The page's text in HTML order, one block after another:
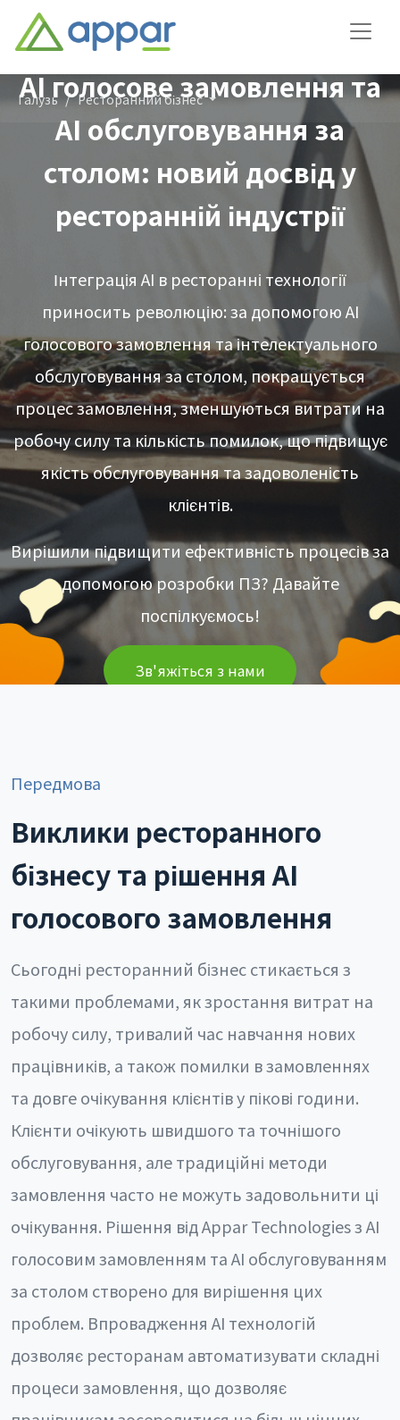
Галузь Ресторанний бізнес
AI голосове замовлення та
AI обслуговування за
столом: новий досвід у
ресторанній індустрії
Інтеграція AI в ресторанні технології
приносить революцію: за допомогою AI
голосового замовлення та інтелектуального
обслуговування за столом, покращується
процес замовлення, зменшуються витрати на
робочу силу та кількість помилок, що підвищує
якість обслуговування та задоволеність
клієнтів.
Вирішили підвищити ефективність процесів за
допомогою розробки ПЗ? Давайте
поспілкуємось!
Зв'яжіться з нами
Передмова
Виклики ресторанного
бізнесу та рішення AI
голосового замовлення
Сьогодні ресторанний бізнес стикається з
такими проблемами, як зростання витрат на
робочу силу, тривалий час навчання нових
працівників, а також помилки в замовленнях
та довге очікування клієнтів у пікові години.
Клієнти очікують швидшого та точнішого
обслуговування, але традиційні методи
замовлення часто не можуть задовольнити ці
очікування. Рішення від Appar Technologies з AI
голосовим замовленням та AI обслуговуванням
за столом створено для вирішення цих
проблем. Впровадження AI технологій
дозволяє ресторанам автоматизувати складні
процеси замовлення, що дозволяє